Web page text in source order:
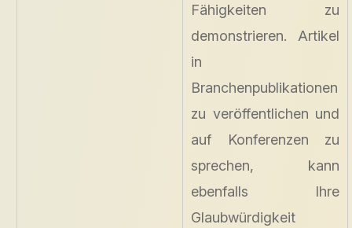
Fähigkeiten zu
demonstrieren. Artikel
in
Branchenpublikationen
zu veröffentlichen und
auf Konferenzen zu
sprechen, kann
ebenfalls Ihre
Glaubwürdigkeit